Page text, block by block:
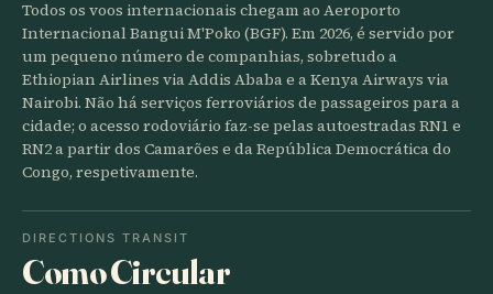
Todos os voos internacionais chegam ao Aeroporto
Internacional Bangui M'Poko (BGF). Em 2026, é servido por
um pequeno número de companhias, sobretudo a
Ethiopian Airlines via Addis Ababa e a Kenya Airways via
Nairobi. Não há serviços ferroviários de passageiros para a
cidade; o acesso rodoviário faz-se pelas autoestradas RN1 e
RN2 a partir dos Camarões e da República Democrática do
Congo, respetivamente.
DIRECTIONS TRANSIT
Como Circular